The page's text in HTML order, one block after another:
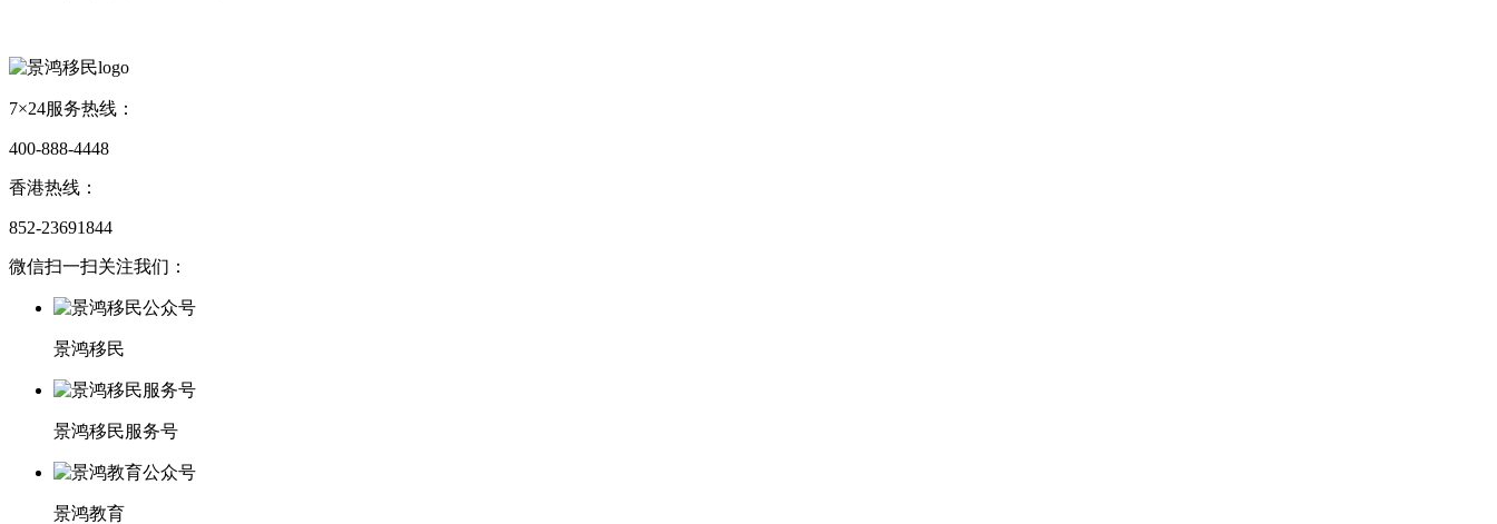
7×24服务热线：
400-888-4448
香港热线：
852-23691844
微信扫一扫关注我们：
景鸿移民
景鸿移民服务号
景鸿教育